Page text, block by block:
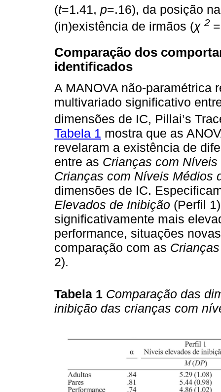
(t=1.41, p=.16), da posição
(in)existência de irmãos (χ 2
Comparação dos
identificados
A MANOVA não-paramétrica
multivariado significativo
dimensões de IC, Pillai’s
Tabela 1 mostra que as
revelaram a existência de
entre as Crianças com
Crianças com Níveis Médios
dimensões de IC.
Elevados de Inibição (Perfil
significativamente mais
performance, situações
comparação com as
2).
Tabela 1 Comparação das
inibição das crianças com